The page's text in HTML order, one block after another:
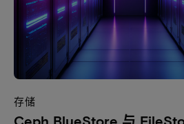
存储
Ceph BlueStore 与